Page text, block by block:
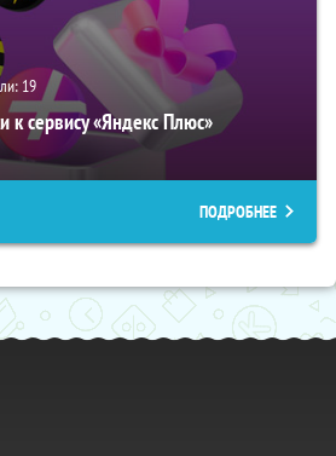
19
сервису «Яндекс Плюс»
ПОДРОБНЕЕ